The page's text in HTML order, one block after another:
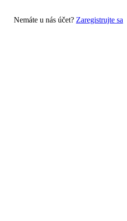
Nemáte u nás účet? Zaregistrujte sa